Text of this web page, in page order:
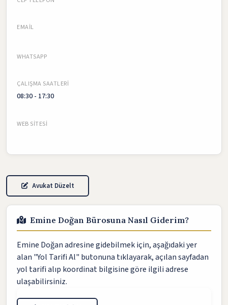
EMAIL
WHATSAPP
ÇALIŞMA SAATLERI
08:30 - 17:30
WEB SITESI
Avukat Düzelt
Emine Doğan Bürosuna Nasıl Giderim?
Emine Doğan adresine gidebilmek için, aşağıdaki yer
alan "Yol Tarifi Al" butonuna tıklayarak, açılan sayfadan
yol tarifi alıp koordinat bilgisine göre ilgili adrese
ulaşabilirsiniz.